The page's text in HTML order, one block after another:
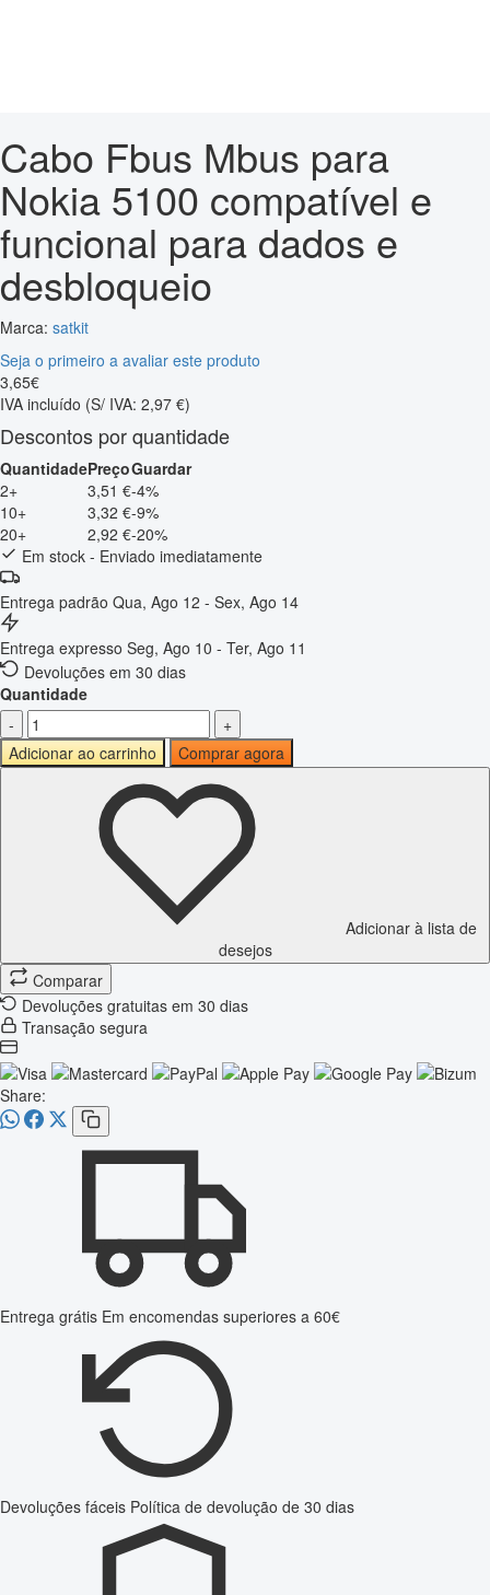
Cabo Fbus Mbus para
Nokia 5100 compatível e
funcional para dados e
desbloqueio
Marca: satkit
Seja o primeiro a avaliar este produto
3,65€
IVA incluído (S/ IVA: 2,97 €)
Descontos por quantidade
QuantidadePreçoGuardar
2+
3,51 €-4%
10+
3,32 €-9%
20+
2,92 €-20%
Em stock - Enviado imediatamente
Entrega padrão Qua, Ago 12 - Sex, Ago 14
Entrega expresso Seg, Ago 10 - Ter, Ago 11
Devoluções em 30 dias
Quantidade
-
+
Adicionar ao carrinho
Comprar agora
Adicionar à lista de
desejos
Comparar
Devoluções gratuitas em 30 dias
Transação segura
Share:
Entrega grátis Em encomendas superiores a 60€
Devoluções fáceis Política de devolução de 30 dias